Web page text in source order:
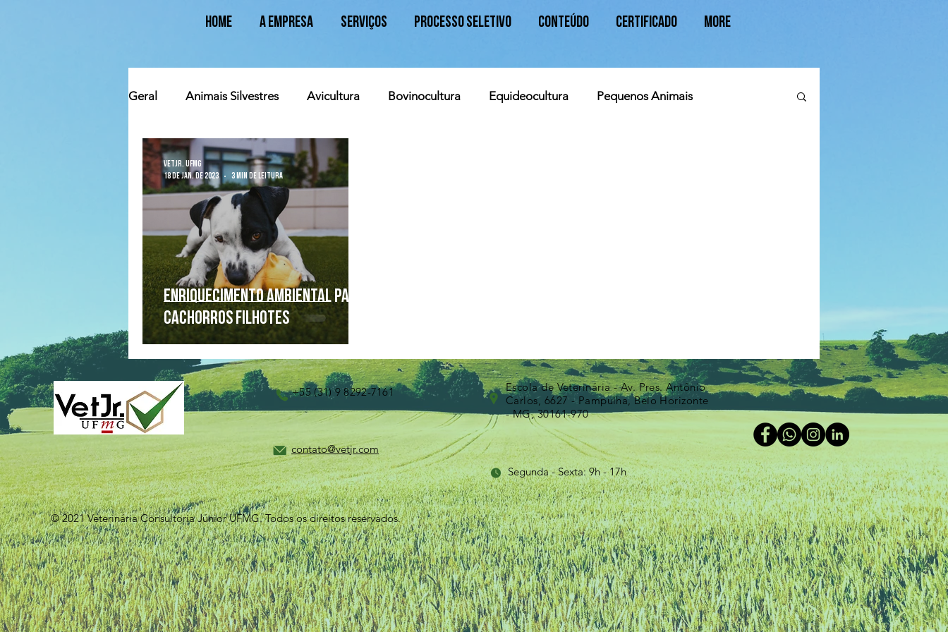
Home A Empresa Serviços Processo Seletivo Conteúdo Certificado More
Geral Animais Silvestres Avicultura Bovinocultura Equideocultura Pequenos Animais
Suinocultura Ovinocultura
Enriquecimento ambiental para
cachorros filhotes
VetJr. UFMG
18 de jan. de 2023
3 min de leitura
+55 (31) 9 8292-7161
contato@vetjr.com
Escola de Veterinária - Av. Pres. Antônio
Carlos, 6627 - Pampulha, Belo Horizonte
- MG, 30161-970
Segunda - Sexta: 9h - 17h
© 2021 Veterinária Consultoria Júnior UFMG. Todos os direitos reservados.